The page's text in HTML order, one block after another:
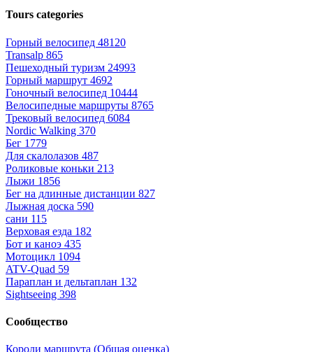
Tours categories
Горный велосипед 48120
Transalp 865
Пешеходный туризм 24993
Горный маршрут 4692
Гоночный велосипед 10444
Велосипедные маршруты 8765
Трековый велосипед 6084
Nordic Walking 370
Бег 1779
Для скалолазов 487
Роликовые коньки 213
Лыжи 1856
Бег на длинные дистанции 827
Лыжная доска 590
сани 115
Верховая езда 182
Бот и каноэ 435
Мотоцикл 1094
ATV-Quad 59
Параплан и дельтаплан 132
Sightseeing 398
Сообщество
Короли маршрута (Общая оценка)